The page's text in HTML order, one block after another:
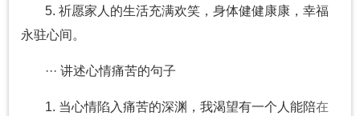
5. 祈愿家人的生活充满欢笑，身体健健康康，幸福
永驻心间。
··· 讲述心情痛苦的句子
1. 当心情陷入痛苦的深渊，我渴望有一个人能陪在